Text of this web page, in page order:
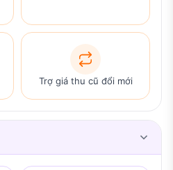
Trợ giá thu cũ đổi mới